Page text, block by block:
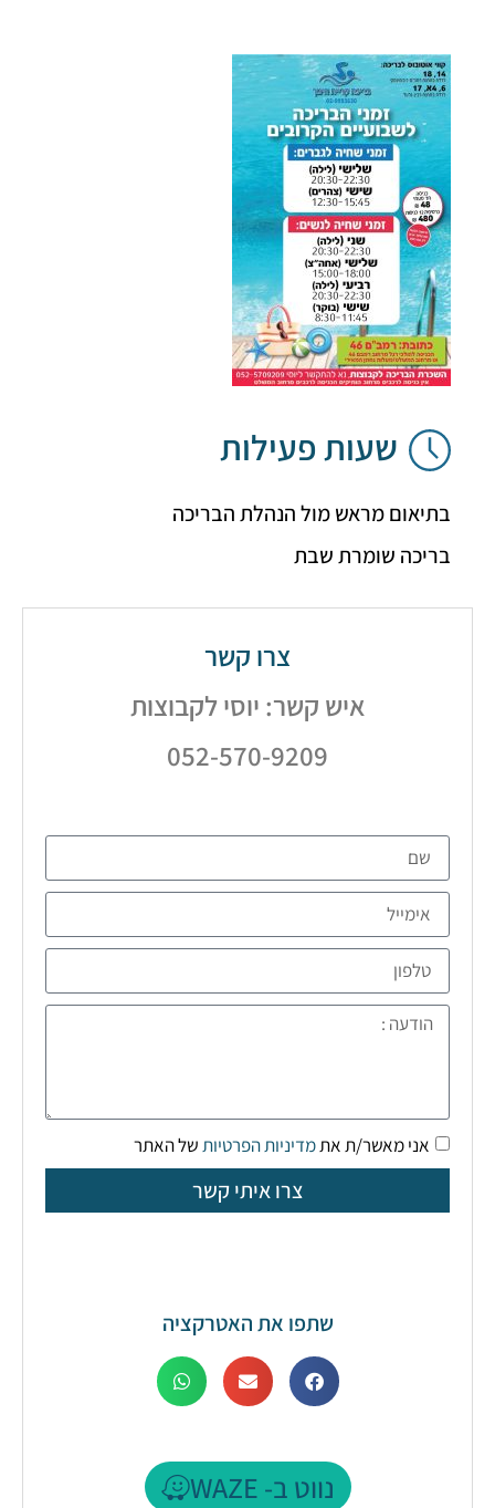
שעות פעילות
מראש מול הנהלת הבריכה
שומרת שבת
צרו קשר
איש קשר: יוסי לקבוצות
052-570-9209
אני מאשר/ת אתמדיניות הפרטיותשל האתר
צרו איתי קשר
שתפו את האטרקציה
נווט ב- WAZE